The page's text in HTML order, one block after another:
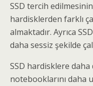
SSD tercih
hardisklerden farklı
almaktadır. Ayrıca
daha sessiz şekilde
SSD hardisklere daha
notebooklarını daha